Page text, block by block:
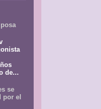
de...
se
por el